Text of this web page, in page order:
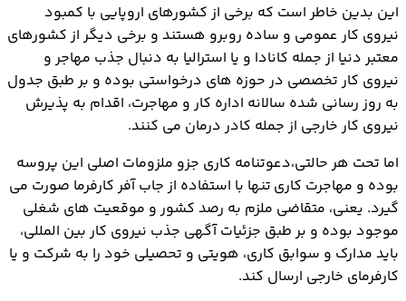
این بدین خاطر است که برخی از کشورهای اروپایی با کمبود
نیروی کار عمومی و ساده روبرو هستند و برخی دیگر از کشورهای
معتبر دنیا از جمله کانادا و یا استرالیا به دنبال جذب مهاجر و
نیروی کار تخصصی در حوزه های درخواستی بوده و بر طبق جدول
به روز رسانی شده سالانه اداره کار و مهاجرت، اقدام به پذیرش
نیروی کار خارجی از جمله کادر درمان می کنند.
اما تحت هر حالتی،دعوتنامه کاری جزو ملزومات اصلی این پروسه
بوده و مهاجرت کاری تنها با استفاده از جاب آفر کارفرما صورت می
گیرد. یعنی، متقاضی ملزم به رصد کشور و موقعیت های شغلی
موجود بوده و بر طبق جزئیات آگهی جذب نیروی کار بین المللی،
باید مدارک و سوابق کاری، هویتی و تحصیلی خود را به شرکت و یا
کارفرمای خارجی ارسال کند.